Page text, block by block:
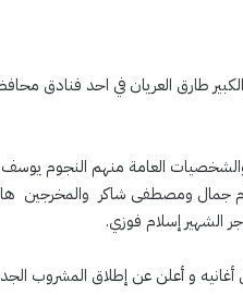
طارق العريان في احد فنادق
العامة منهم النجوم
ومصطفى شاكر والمخرجين
الشهير إسلام فوزي.
و أعلن عن إطلاق المشروب